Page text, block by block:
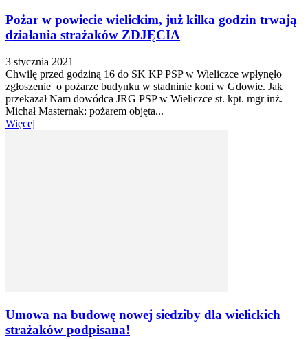
Pożar w powiecie wielickim, już kilka godzin trwają
działania strażaków ZDJĘCIA
3 stycznia 2021
Chwilę przed godziną 16 do SK KP PSP w Wieliczce wpłynęło
zgłoszenie o pożarze budynku w stadninie koni w Gdowie. Jak
przekazał Nam dowódca JRG PSP w Wieliczce st. kpt. mgr inż.
Michał Masternak: pożarem objęta...
Więcej
Umowa na budowę nowej siedziby dla wielickich
strażaków podpisana!